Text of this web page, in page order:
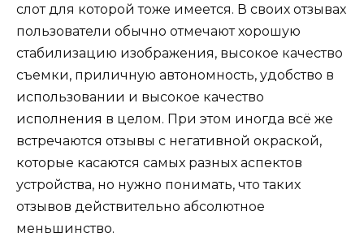
слот для которой тоже имеется. В своих отзывах
пользователи обычно отмечают хорошую
стабилизацию изображения, высокое качество
съемки, приличную автономность, удобство в
использовании и высокое качество
исполнения в целом. При этом иногда всё же
встречаются отзывы с негативной окраской,
которые касаются самых разных аспектов
устройства, но нужно понимать, что таких
отзывов действительно абсолютное
меньшинство.